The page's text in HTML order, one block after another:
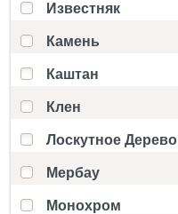
Известняк
Камень
Каштан
Клен
Лоскутное Дерево
Мербау
Монохром